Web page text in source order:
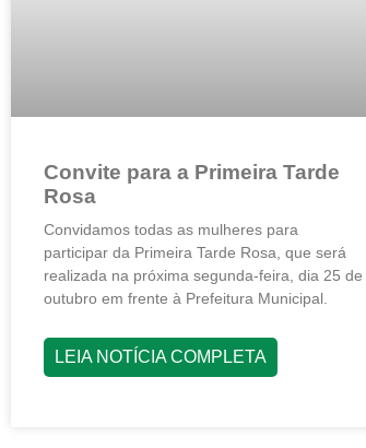
Convite para a Primeira Tarde
Rosa
Convidamos todas as mulheres para
participar da Primeira Tarde Rosa, que será
realizada na próxima segunda-feira, dia 25 de
outubro em frente à Prefeitura Municipal.
LEIA NOTÍCIA COMPLETA